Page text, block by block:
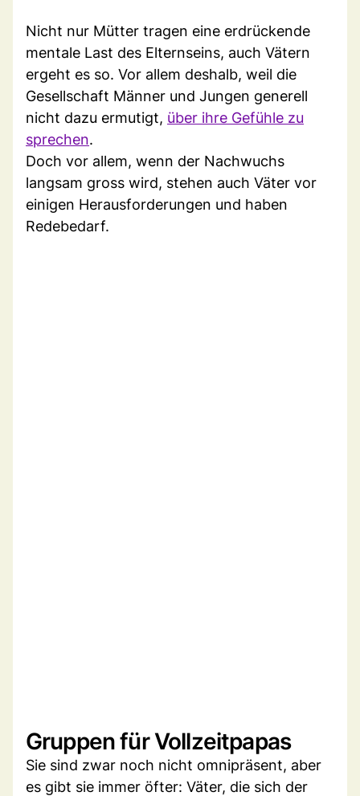
Nicht nur Mütter tragen eine erdrückende
mentale Last des Elternseins, auch Vätern
ergeht es so. Vor allem deshalb, weil die
Gesellschaft Männer und Jungen generell
nicht dazu ermutigt, über ihre Gefühle zu
sprechen.
Doch vor allem, wenn der Nachwuchs
langsam gross wird, stehen auch Väter vor
einigen Herausforderungen und haben
Redebedarf.
Gruppen für Vollzeitpapas
Sie sind zwar noch nicht omnipräsent, aber
es gibt sie immer öfter: Väter, die sich der